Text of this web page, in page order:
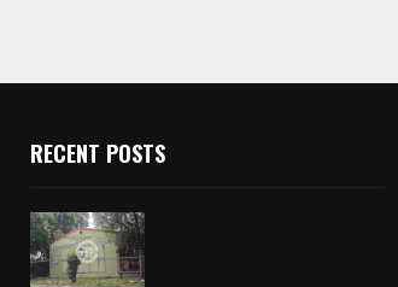
RECENT POSTS